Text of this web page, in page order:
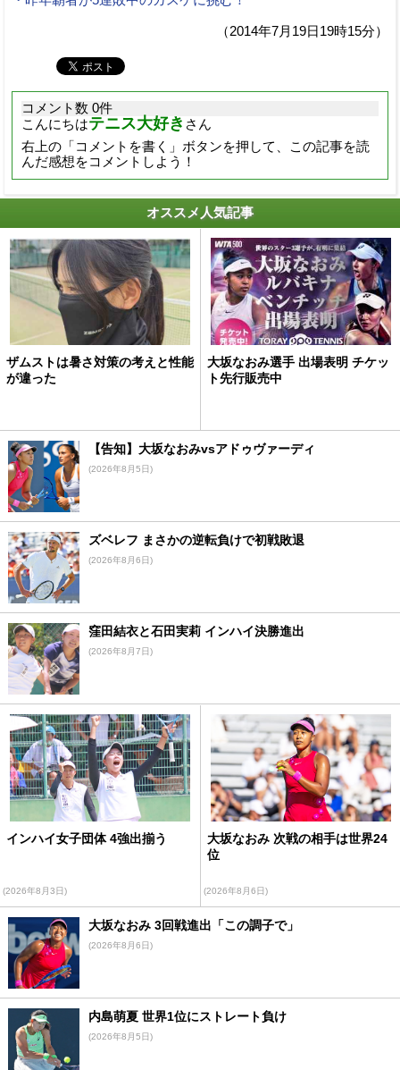
（2014年7月19日19時15分）
コメント数 0件
こんにちはテニス大好き さん
右上の「コメントを書く」ボタンを押して、この記事を読
んだ感想をコメントしよう！
オススメ人気記事
ザムストは暑さ対策の考えと性能
が違った
大坂なおみ選手 出場表明 チケッ
ト先行販売中
【告知】大坂なおみvsアドゥヴァーディ
(2026年8月5日)
ズベレフ まさかの逆転負けで初戦敗退
(2026年8月6日)
窪田結衣と石田実莉 インハイ決勝進出
(2026年8月7日)
インハイ女子団体 4強出揃う
(2026年8月3日)
大坂なおみ 次戦の相手は世界24
位
(2026年8月6日)
大坂なおみ 3回戦進出「この調子で」
(2026年8月6日)
内島萌夏 世界1位にストレート負け
(2026年8月5日)